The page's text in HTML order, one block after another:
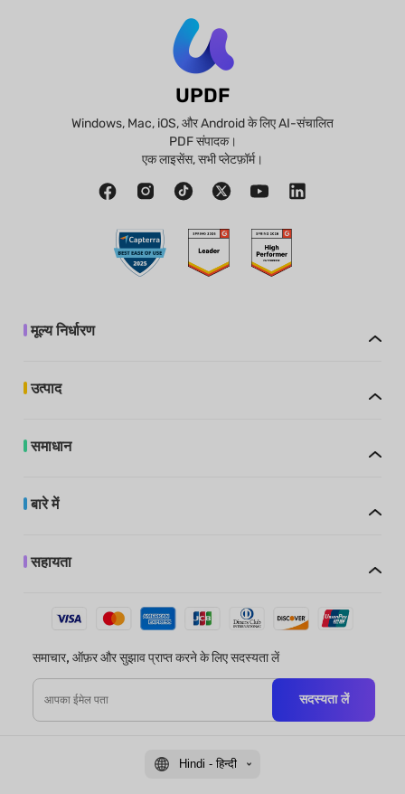
UPDF
Windows, Mac, iOS, और Android के लिए AI-संचालित
PDF संपादक।
एक लाइसेंस, सभी प्लेटफ़ॉर्म।
मूल्य निर्धारण
उत्पाद
समाधान
बारे में
सहायता
समाचार, ऑफ़र और सुझाव प्राप्त करने के लिए सदस्यता लें
सदस्यता लें
Hindi - हिन्दी